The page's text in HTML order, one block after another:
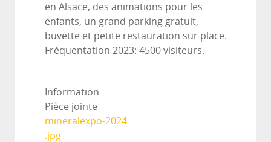
en Alsace, des animations pour les
enfants, un grand parking gratuit,
buvette et petite restauration sur place.
Fréquentation 2023: 4500 visiteurs.
Information
Pièce jointe
mineralexpo-2024
.jpg